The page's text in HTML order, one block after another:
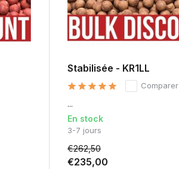
Stabilisée - KR1LL
Comparer
...
En stock
3-7 jours
€262,50
€235,00